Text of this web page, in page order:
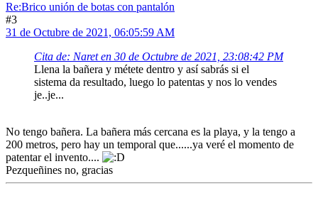
Re:Brico unión de botas con pantalón
#3
31 de Octubre de 2021, 06:05:59 AM
Cita de: Naret en 30 de Octubre de 2021, 23:08:42 PM
Llena la bañera y métete dentro y así sabrás si el
sistema da resultado, luego lo patentas y nos lo vendes
je..je...
No tengo bañera. La bañera más cercana es la playa, y la tengo a
200 metros, pero hay un temporal que......ya veré el momento de
patentar el invento....
Pezqueñines no, gracias